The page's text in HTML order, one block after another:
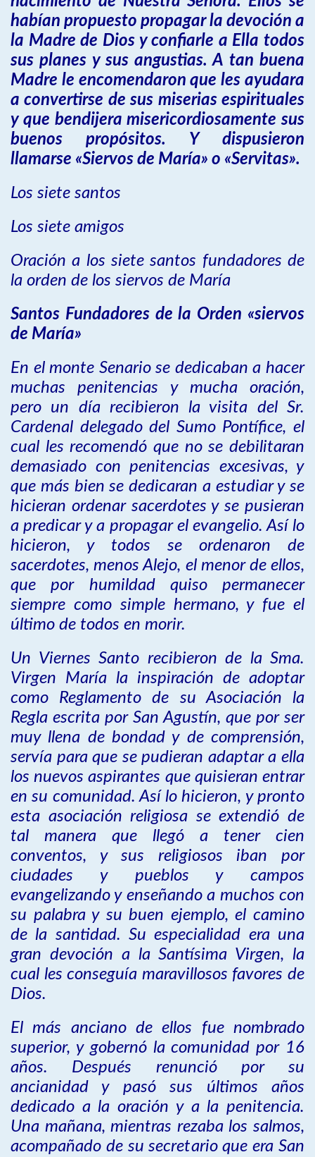
habían propuesto propagar la devoción a
la Madre de Dios y confiarle a Ella todos
sus planes y sus angustias. A tan buena
Madre le encomendaron que les ayudara
a convertirse de sus miserias espirituales
y que bendijera misericordiosamente sus
buenos propósitos. Y dispusieron
llamarse «Siervos de María» o «Servitas».
Los siete santos
Los siete amigos
Oración a los siete santos fundadores de
la orden de los siervos de María
Santos Fundadores de la Orden «siervos
de María»
En el monte Senario se dedicaban a hacer
muchas penitencias y mucha oración,
pero un día recibieron la visita del Sr.
Cardenal delegado del Sumo Pontífice, el
cual les recomendó que no se debilitaran
demasiado con penitencias excesivas, y
que más bien se dedicaran a estudiar y se
hicieran ordenar sacerdotes y se pusieran
a predicar y a propagar el evangelio. Así lo
hicieron, y todos se ordenaron de
sacerdotes, menos Alejo, el menor de ellos,
que por humildad quiso permanecer
siempre como simple hermano, y fue el
último de todos en morir.
Un Viernes Santo recibieron de la Sma.
Virgen María la inspiración de adoptar
como Reglamento de su Asociación la
Regla escrita por San Agustín, que por ser
muy llena de bondad y de comprensión,
servía para que se pudieran adaptar a ella
los nuevos aspirantes que quisieran entrar
en su comunidad. Así lo hicieron, y pronto
esta asociación religiosa se extendió de
tal manera que llegó a tener cien
conventos, y sus religiosos iban por
ciudades y pueblos y campos
evangelizando y enseñando a muchos con
su palabra y su buen ejemplo, el camino
de la santidad. Su especialidad era una
gran devoción a la Santísima Virgen, la
cual les conseguía maravillosos favores de
Dios.
El más anciano de ellos fue nombrado
superior, y gobernó la comunidad por 16
años. Después renunció por su
ancianidad y pasó sus últimos años
dedicado a la oración y a la penitencia.
Una mañana, mientras rezaba los salmos,
acompañado de su secretario que era San